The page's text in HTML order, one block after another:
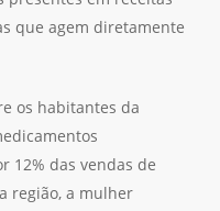
que agem diretamente
os habitantes da
12% das vendas de
região, a mulher